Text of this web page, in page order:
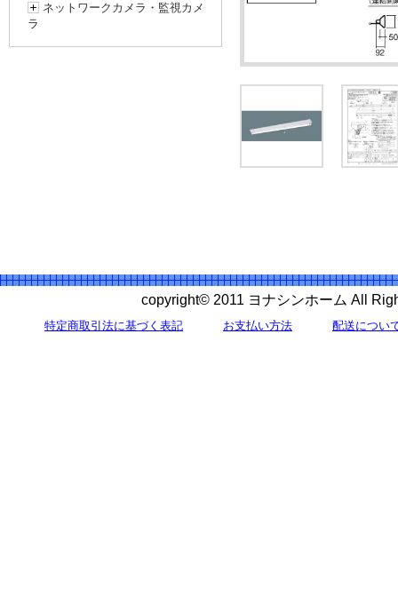
ネットワークカメラ・監視カメ
ラ
copyright© 2011 ヨナシンホーム All
特定商取引法に基づく表記 お支払い方法 配送につい